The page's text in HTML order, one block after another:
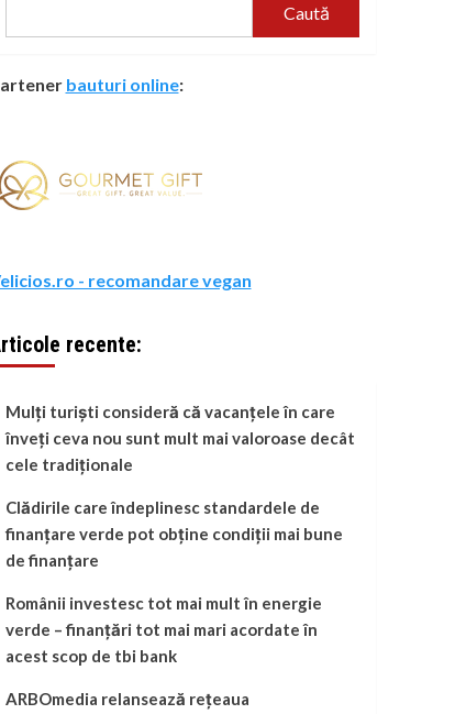
Caută
bauturi online:
- recomandare vegan
recente:
Mulți turiști consideră că vacanțele în care
înveți ceva nou sunt mult mai valoroase decât
cele tradiționale
Clădirile care îndeplinesc standardele de
finanțare verde pot obține condiții mai bune
de finanțare
Românii investesc tot mai mult în energie
verde – finanțări tot mai mari acordate în
acest scop de tbi bank
ARBOmedia relansează rețeaua